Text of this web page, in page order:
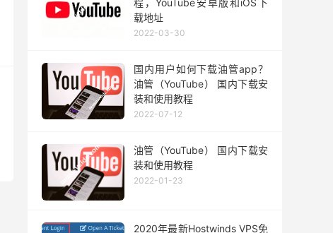
程，YouTube安卓版和iOS下
载地址
2022-03-30
国内用户如何下载油管app？
油管（YouTube） 国内下载安
装和使用教程
2022-07-12
油管（YouTube） 国内下载安
装和使用教程
2022-01-23
2020年最新Hostwinds VPS免